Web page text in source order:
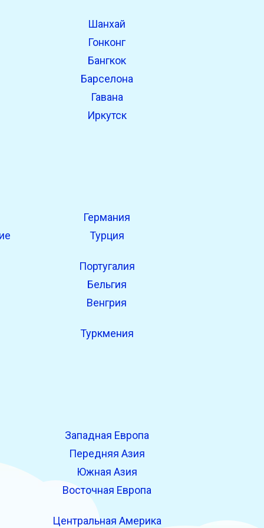
Шанхай
Гонконг
Бангкок
Барселона
Гавана
Иркутск
Германия
Турция
Португалия
Бельгия
Венгрия
Туркмения
Западная Европа
Передняя Азия
Южная Азия
Восточная Европа
Центральная Америка